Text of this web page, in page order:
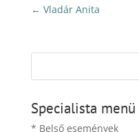
← Vladár Anita
Specialista menü
* Belső események